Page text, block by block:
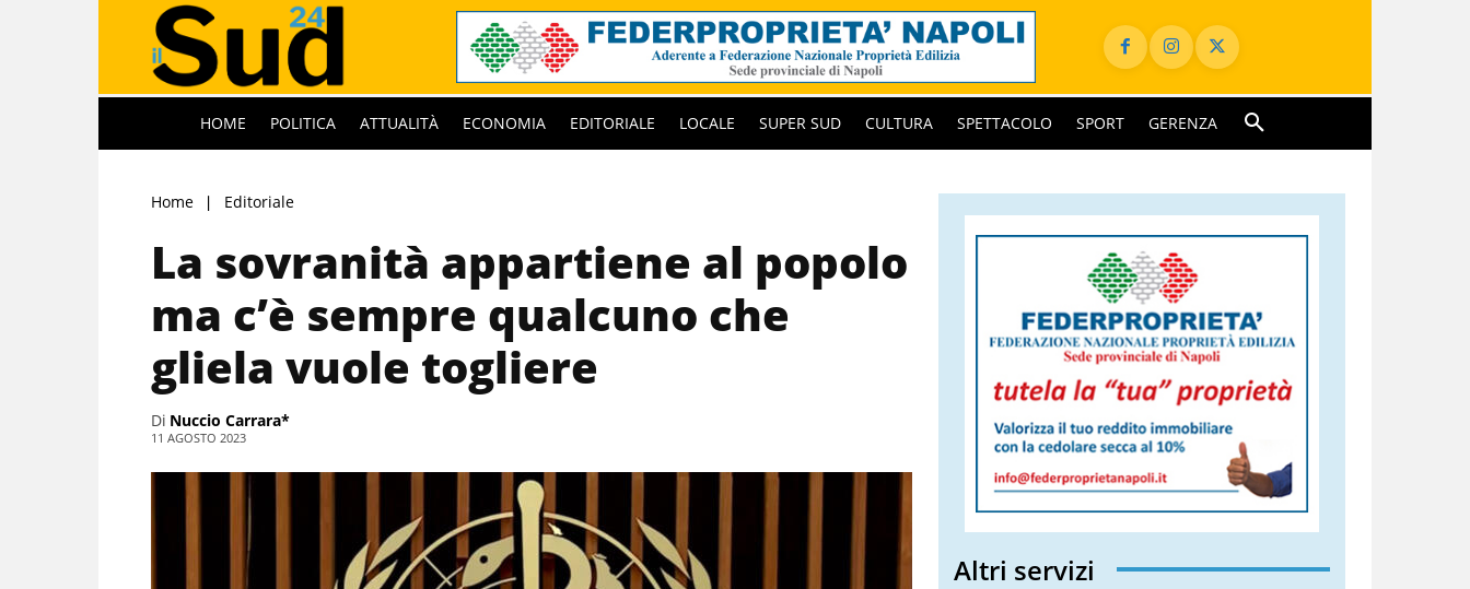
HOME POLITICA ATTUALITÀ ECONOMIA EDITORIALE LOCALE SUPER SUD CULTURA SPETTACOLO SPORT GERENZA
Home Editoriale
La sovranità appartiene al popolo
ma c’è sempre qualcuno che
gliela vuole togliere
Di Nuccio Carrara*
11 AGOSTO 2023
Altri servizi